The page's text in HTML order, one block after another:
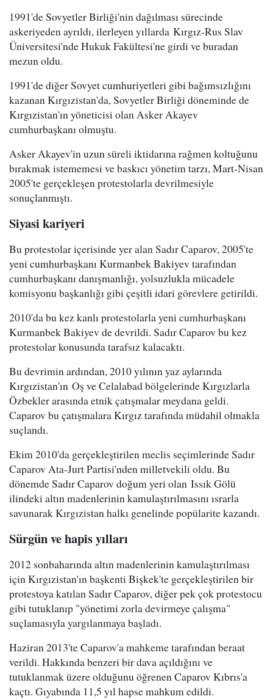
1991'de Sovyetler Birliği'nin dağılması sürecinde
askeriyeden ayrıldı, ilerleyen yıllarda Kırgız-Rus Slav
Üniversitesi'nde Hukuk Fakültesi'ne girdi ve buradan
mezun oldu.
1991'de diğer Sovyet cumhuriyetleri gibi bağımsızlığını
kazanan Kırgızistan'da, Sovyetler Birliği döneminde de
Kırgızistan'ın yöneticisi olan Asker Akayev
cumhurbaşkanı olmuştu.
Asker Akayev'in uzun süreli iktidarına rağmen koltuğunu
bırakmak istememesi ve baskıcı yönetim tarzı, Mart-Nisan
2005'te gerçekleşen protestolarla devrilmesiyle
sonuçlanmıştı.
Siyasi kariyeri
Bu protestolar içerisinde yer alan Sadır Caparov, 2005'te
yeni cumhurbaşkanı Kurmanbek Bakiyev tarafından
cumhurbaşkanı danışmanlığı, yolsuzlukla mücadele
komisyonu başkanlığı gibi çeşitli idari görevlere getirildi.
2010'da bu kez kanlı protestolarla yeni cumhurbaşkanı
Kurmanbek Bakiyev de devrildi. Sadır Caparov bu kez
protestolar konusunda tarafsız kalacaktı.
Bu devrimin ardından, 2010 yılının yaz aylarında
Kırgızistan'ın Oş ve Celalabad bölgelerinde Kırgızlarla
Özbekler arasında etnik çatışmalar meydana geldi.
Caparov bu çatışmalara Kırgız tarafında müdahil olmakla
suçlandı.
Ekim 2010'da gerçekleştirilen meclis seçimlerinde Sadır
Caparov Ata-Jurt Partisi'nden milletvekili oldu. Bu
dönemde Sadır Caparov doğum yeri olan Issık Gölü
ilindeki altın madenlerinin kamulaştırılmasını ısrarla
savunarak Kırgızistan halkı genelinde popülarite kazandı.
Sürgün ve hapis yılları
2012 sonbaharında altın madenlerinin kamulaştırılması
için Kırgızistan'ın başkenti Bişkek'te gerçekleştirilen bir
protestoya katılan Sadır Caparov, diğer pek çok protestocu
gibi tutuklanıp "yönetimi zorla devirmeye çalışma"
suçlamasıyla yargılanmaya başladı.
Haziran 2013'te Caparov'a mahkeme tarafından beraat
verildi. Hakkında benzeri bir dava açıldığını ve
tutuklanmak üzere olduğunu öğrenen Caparov Kıbrıs'a
kaçtı. Gıyabında 11,5 yıl hapse mahkum edildi.